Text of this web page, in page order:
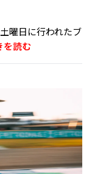
曜日に行われたブ
を読む